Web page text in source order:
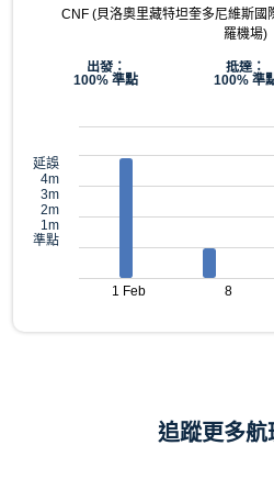
CNF (貝洛奧里藏特坦奎多尼維斯國
羅機場)
出發：
100% 準點
抵達：
100% 準
延誤
4m
3m
2m
1m
準點
1 Feb 8
追蹤更多航